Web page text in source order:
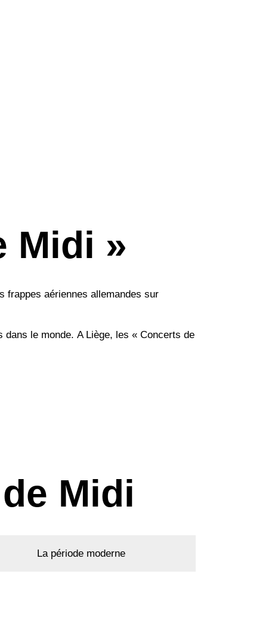
Midi »
frappes aériennes allemandes sur
le monde. A Liège, les « Concerts de
Midi
La période moderne